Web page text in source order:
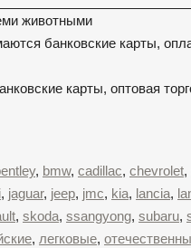
животными
банковские карты,
карты, оптовая
, bmw, cadillac, chevrolet,
, jaguar, jeep, jmc, kia, lancia,
, skoda, ssangyong, subaru,
, легковые,